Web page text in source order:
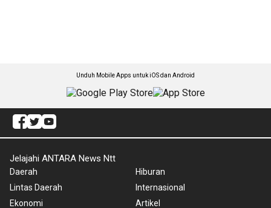
Unduh Mobile Apps untuk iOS dan Android
Jelajahi ANTARA News Ntt
Daerah
Lintas Daerah
Ekonomi
Hiburan
Internasional
Artikel